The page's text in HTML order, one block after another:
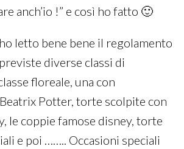
anch’io !” e così ho fatto 🙂
letto bene bene il regolamento
diverse classi di
floreale, una con
Potter, torte scolpite con
le coppie famose disney, torte
e poi …….. Occasioni speciali